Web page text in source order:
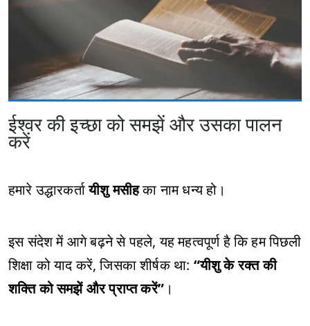
ईश्वर की इच्छा को समझें और उसका पालन
करें
हमारे उद्धारकर्तायीशु मसीहका नाम धन्य हो।
इस संदेश में आगे बढ़ने से पहले, यह महत्वपूर्ण है कि हम पिछली
शिक्षा को याद करें, जिसका शीर्षक था: “यीशु के रक्त की
शक्ति को समझें और प्राप्त करें” ।